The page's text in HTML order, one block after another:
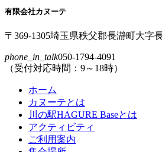
有限会社カヌーテ
〒369-1305埼玉県秩父郡長瀞町大字
phone_in_talk050-1794-4091
（受付対応時間：9～18時）
ホーム
カヌーテとは
川の駅HAGURE Baseとは
アクティビティ
ご利用案内